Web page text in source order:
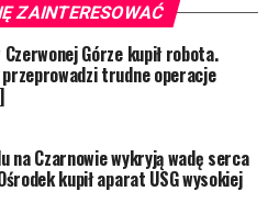
ZAINTERESOWAĆ
Górze kupił robota.
przeprowadzi trudne operacje
na Czarnowie wykryją wadę serca
kupił aparat USG wysokiej